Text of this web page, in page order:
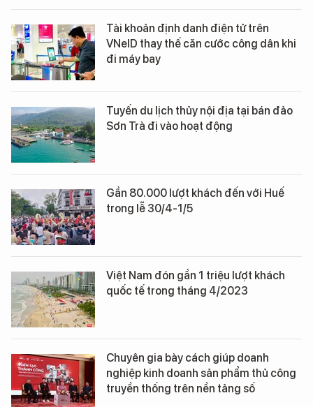
Tài khoản định danh điện tử trên
VNeID thay thế căn cước công dân khi
đi máy bay
Tuyến du lịch thủy nội địa tại bán đảo
Sơn Trà đi vào hoạt động
Gần 80.000 lượt khách đến với Huế
trong lễ 30/4-1/5
Việt Nam đón gần 1 triệu lượt khách
quốc tế trong tháng 4/2023
Chuyên gia bày cách giúp doanh
nghiệp kinh doanh sản phẩm thủ công
truyền thống trên nền tảng số